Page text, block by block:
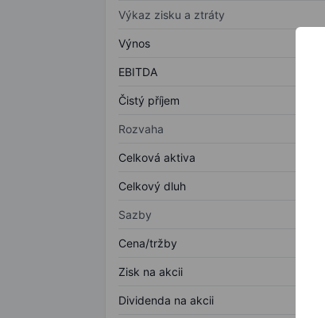
Výkaz zisku a ztráty
Výnos
EBITDA
Čistý příjem
Rozvaha
Celková aktiva
Celkový dluh
Sazby
Cena/tržby
Zisk na akcii
Dividenda na akcii